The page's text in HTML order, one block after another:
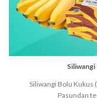
Siliwangi
Siliwangi Bolu Kukus
Pasundan